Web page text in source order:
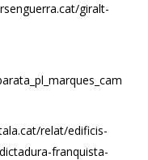
giralt-
relat/edificis-
franquista-